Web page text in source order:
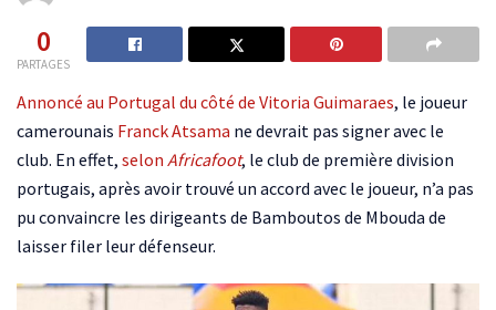
0
PARTAGES
Annoncé au Portugal du côté de Vitoria Guimaraes, le joueur
camerounais Franck Atsama ne devrait pas signer avec le
club. En effet, selon Africafoot, le club de première division
portugais, après avoir trouvé un accord avec le joueur, n’a pas
pu convaincre les dirigeants de Bamboutos de Mbouda de
laisser filer leur défenseur.